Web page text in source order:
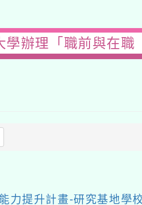
辦理「職前與在職
力提升計畫-研究基地學